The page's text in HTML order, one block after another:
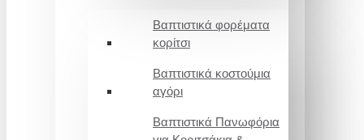
Βαπτιστικά φορέματα
κορίτσι
Βαπτιστικά κοστούμια
αγόρι
Βαπτιστικά Πανωφόρια